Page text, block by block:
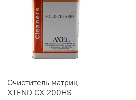
Очиститель матриц
XTEND CX-200HS